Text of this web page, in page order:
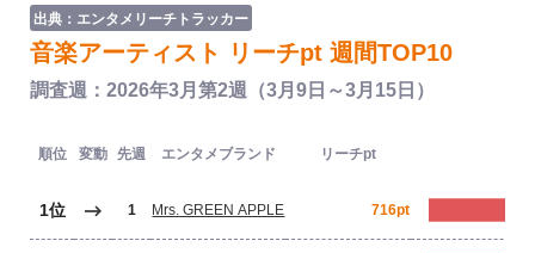
出典：エンタメリーチトラッカー
音楽アーティスト リーチpt 週間TOP10
調査週：2026年3月第2週（3月9日～3月15日）
順位 変動 先週 エンタメブランド リーチpt
1位 1 Mrs. GREEN APPLE 716pt